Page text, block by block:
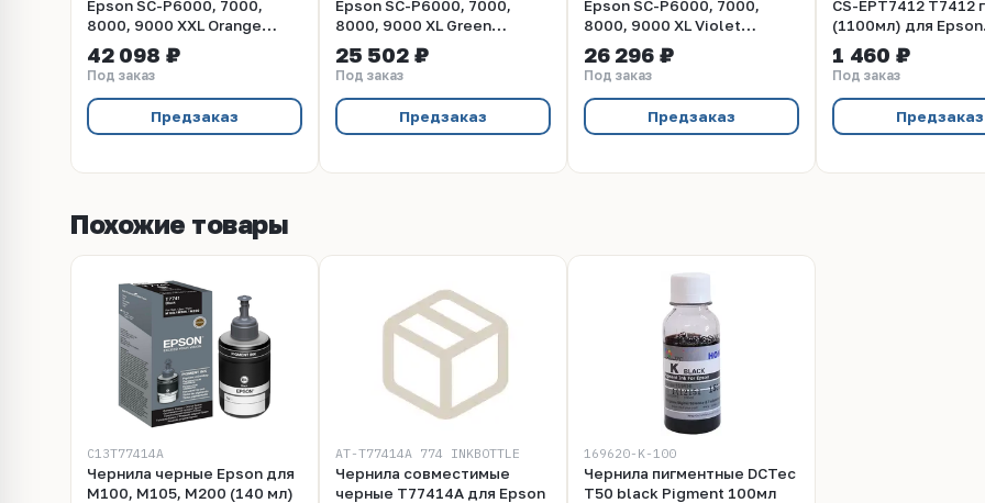
Epson SC-P6000, 7000,
8000, 9000 XXL Orange
UltraChrome HDX/HD, 700ml
(C13T804A00)
42 098 ₽
Под заказ
Предзаказ
Epson SC-P6000, 7000,
8000, 9000 XL Green
UltraChrome HDX/HD, 700ml
(C13T824B00)
25 502 ₽
Под заказ
Предзаказ
Epson SC-P6000, 7000,
8000, 9000 XL Violet
UltraChrome HDX/HD, 700ml
(C13T824D00)
26 296 ₽
Под заказ
Предзаказ
CS-EPT7412 T7412
(1100мл) для Epson
SureColor SC-
7000
1 460 ₽
Под заказ
Предзаказ
Похожие товары
C13T77414A
Чернила черные Epson для
M100, M105, M200 (140 мл)
AT-T77414A 774 INKBOTTLE
Чернила совместимые
черные T77414A для Epson
169620-K-100
Чернила пигментные DCTec
T50 black Pigment 100мл